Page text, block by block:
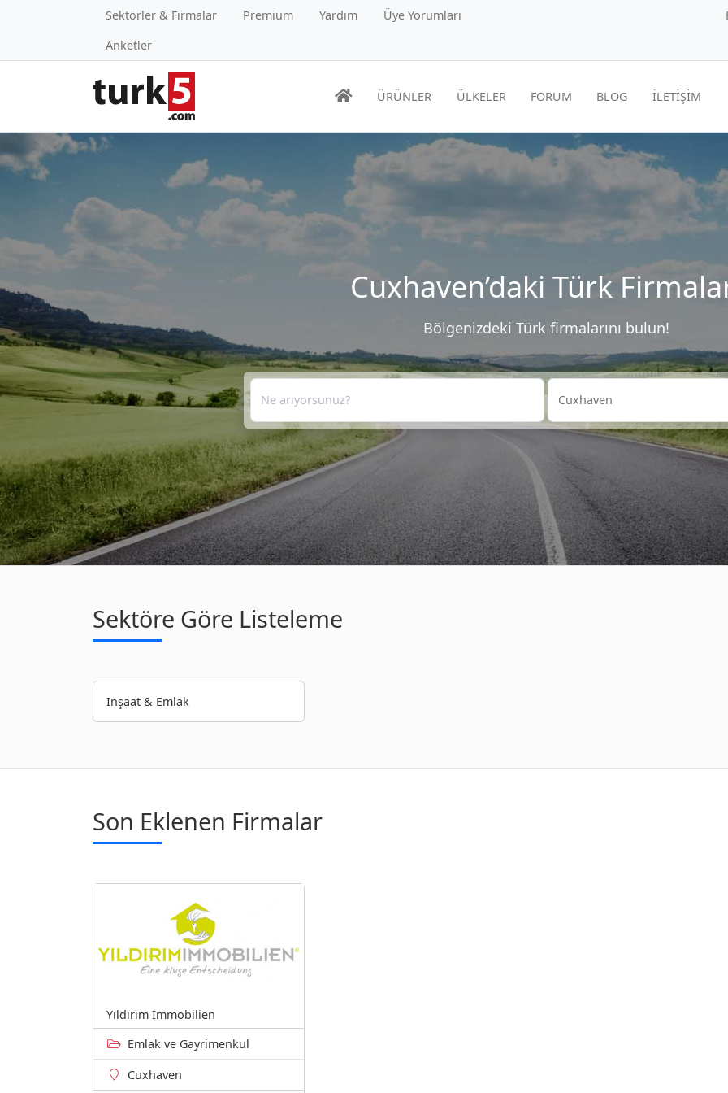
Sektörler & Firmalar Premium Yardım
Üye Yorumları
Anketler
ÜRÜNLER ÜLKELER FORUM BLOG İLETİŞİM
Cuxhaven’daki Türk
Bölgenizdeki Türk firmalarını bulun!
Sektöre Göre Listeleme
Inşaat & Emlak
Son Eklenen Firmalar
Yıldırım Immobilien
Emlak ve Gayrimenkul
Cuxhaven